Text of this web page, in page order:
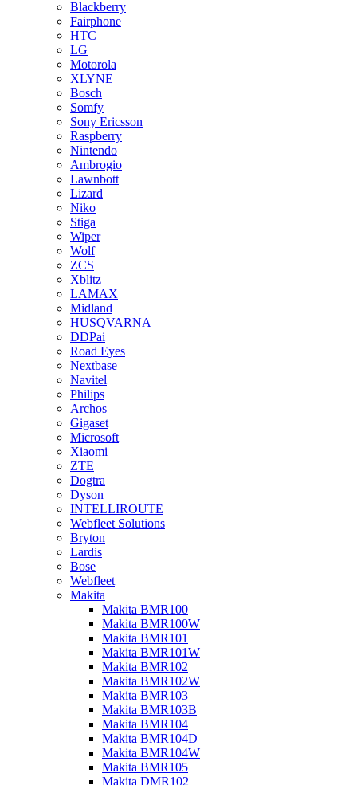
Blackberry
Fairphone
HTC
LG
Motorola
XLYNE
Bosch
Somfy
Sony Ericsson
Raspberry
Nintendo
Ambrogio
Lawnbott
Lizard
Niko
Stiga
Wiper
Wolf
ZCS
Xblitz
LAMAX
Midland
HUSQVARNA
DDPai
Road Eyes
Nextbase
Navitel
Philips
Archos
Gigaset
Microsoft
Xiaomi
ZTE
Dogtra
Dyson
INTELLIROUTE
Webfleet Solutions
Bryton
Lardis
Bose
Webfleet
Makita
Makita BMR100
Makita BMR100W
Makita BMR101
Makita BMR101W
Makita BMR102
Makita BMR102W
Makita BMR103
Makita BMR103B
Makita BMR104
Makita BMR104D
Makita BMR104W
Makita BMR105
Makita DMR102